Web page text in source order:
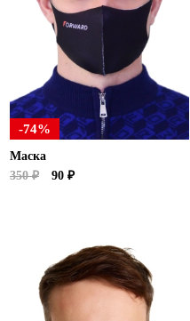
Новосибирская область (3)
Омская область (5)
Республика Башкортостан (3)
Республика Крым (1)
Республика Татарстан (2)
Ростовская область (2)
Самарская область (1)
Северная Осетия (2)
Смоленская область (1)
Ставропольский край (5)
Томская область (1)
-74%
Маска
350 ₽
90 ₽